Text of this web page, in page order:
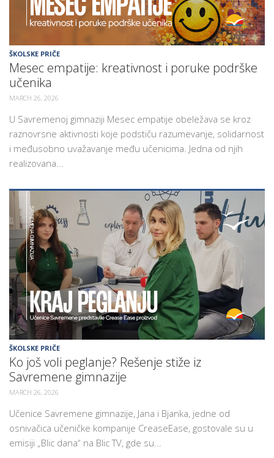
ŠKOLSKE PRIČE
Mesec empatije: kreativnost i poruke podrške
učenika
MARCH 26, 2026
U Savremenoj gimnaziji Mesec empatije obeležava se kroz
raznovrsne aktivnosti koje podstiču razumevanje, solidarnost
i međusobno uvažavanje među učenicima. Jedna od njih
realizovana...
ŠKOLSKE PRIČE
Ko još voli peglanje? Rešenje stiže iz
Savremene gimnazije
MARCH 26, 2026
Učenice Savremene gimnazije, Jana i Bjanka, jedne od
osnivačica učeničke kompanije CreaseEase, gostovale su u
emisiji „Blic dana“ na Blic TV, gde su...